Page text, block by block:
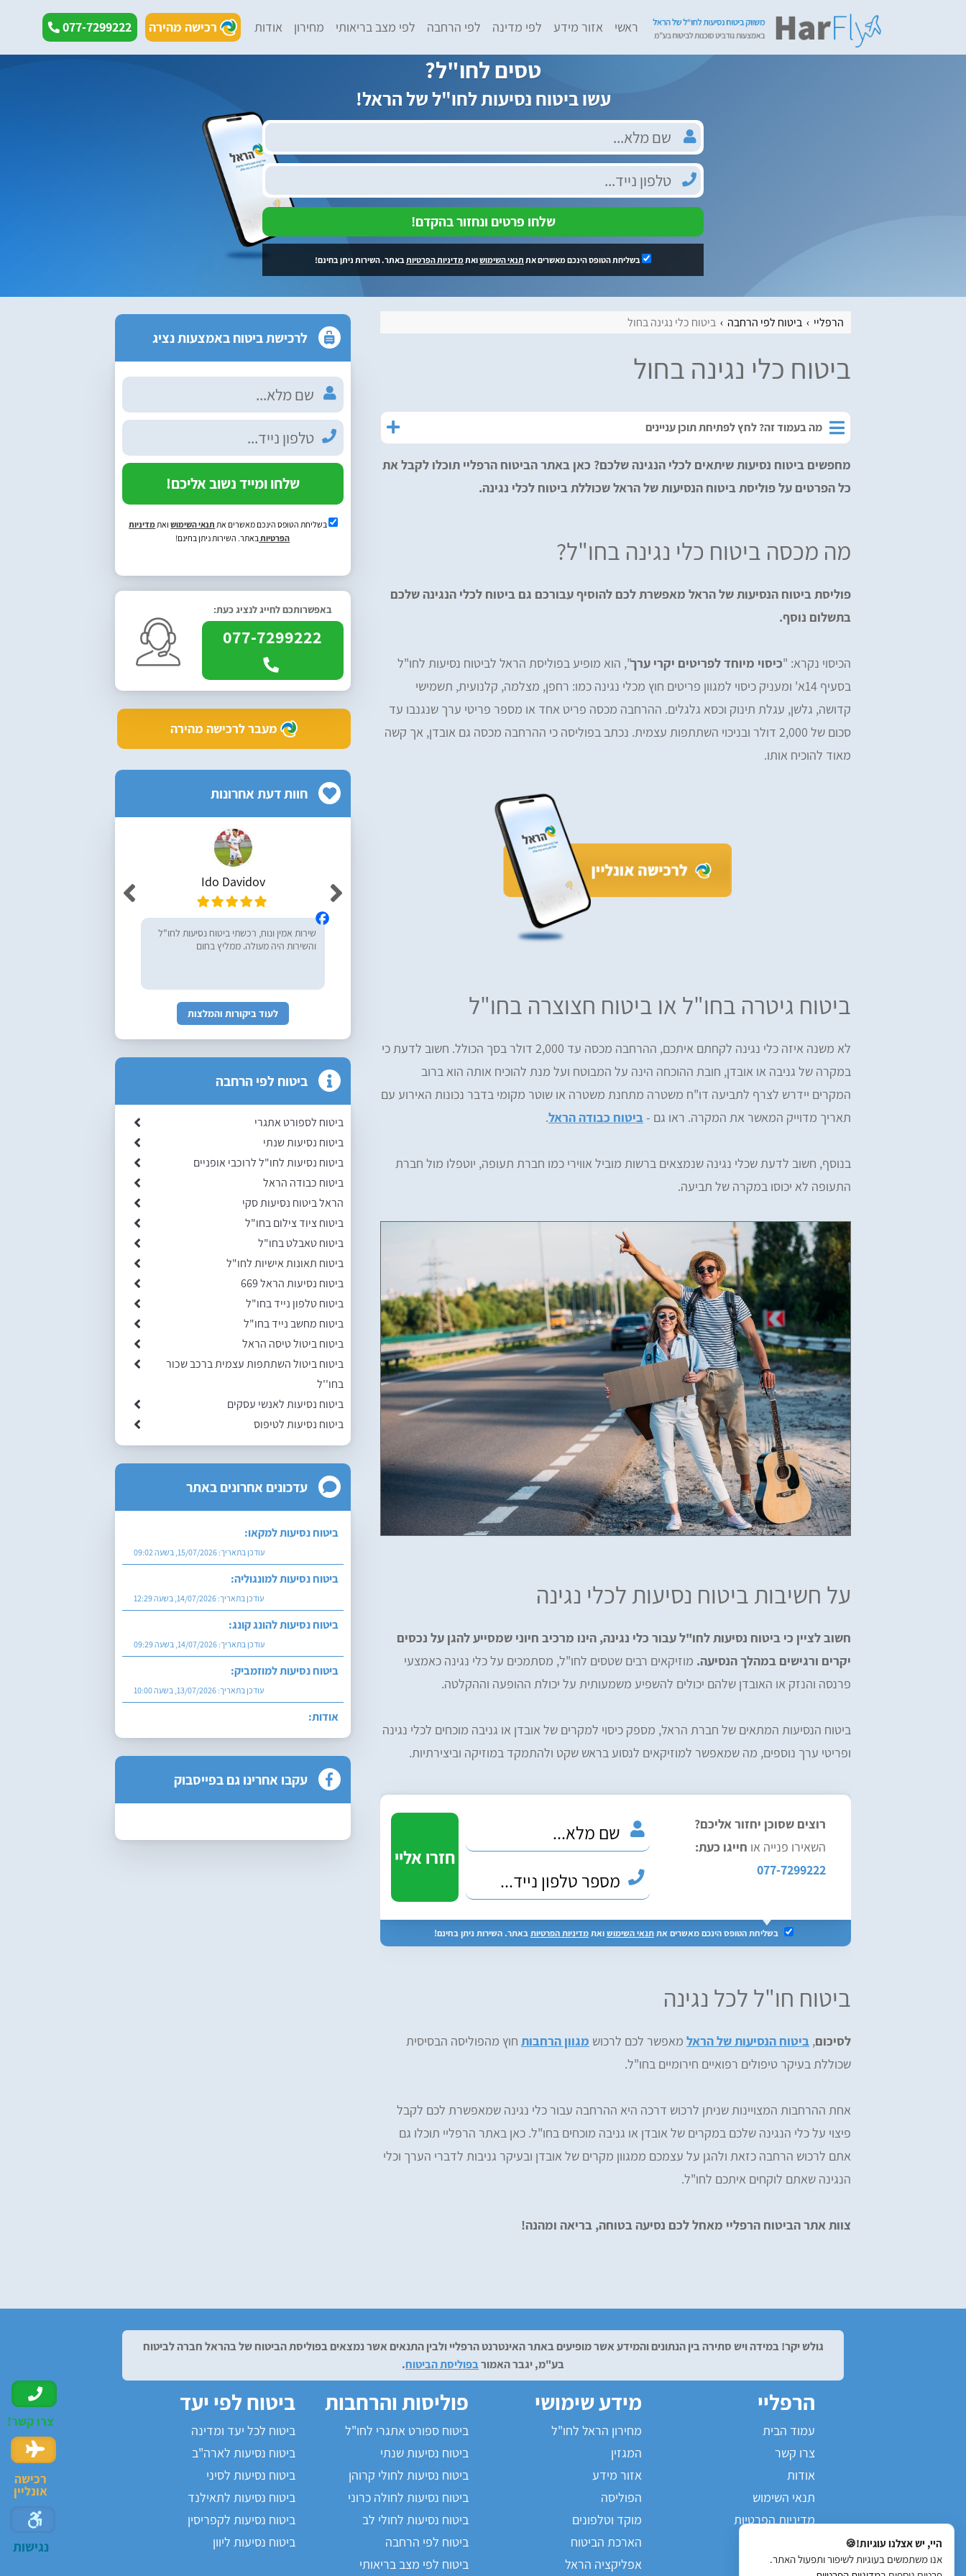
צרו קשר!
רכישה
אונליין
נגישות
ראשי אזור מידע לפי מדינה לפי הרחבה לפי מצב בריאותי מחירון אודות רכישה מהירה 077-7299222
טסים לחו"ל?
עשו ביטוח נסיעות לחו"ל של הראל!
שלחו פרטים ונחזור בהקדם!
בשליחת הטופס הינכם מאשרים את תנאי השימושואת מדיניות הפרטיות באתר. השירות ניתן בחינם!
הרפליי ביטוח לפי הרחבה ביטוח כלי נגינה בחול
ביטוח כלי נגינה בחול
מה בעמוד זה? לחץ לפתיחת תוכן עניינים
מחפשים ביטוח נסיעות שיתאים לכלי הנגינה שלכם? כאן באתר הביטוח הרפליי תוכלו לקבל את
כל הפרטים על פוליסת ביטוח הנסיעות של הראל שכוללת ביטוח לכלי נגינה.
מה מכסה ביטוח כלי נגינה בחו"ל?
פוליסת ביטוח הנסיעות של הראל מאפשרת לכם להוסיף עבורכם גם ביטוח לכלי הנגינה שלכם
בתשלום נוסף.
הכיסוי נקרא: "כיסוי מיוחד לפריטים יקרי ערך", הוא מופיע בפוליסת הראל לביטוח נסיעות לחו"ל
בסעיף 14א' ומעניק כיסוי למגוון פריטים חוץ מכלי נגינה כמו: רחפן, מצלמה, קלנועית, תשמישי
קדושה, גלשן, עגלת תינוק וכסא גלגלים. ההרחבה מכסה פריט אחד או מספר פריטי ערך שנגנבו עד
סכום של 2,000 דולר ובניכוי השתתפות עצמית. נכתב בפוליסה כי ההרחבה מכסה גם אובדן, אך קשה
מאוד להוכיח אותו.
ביטוח גיטרה בחו"ל או ביטוח חצוצרה בחו"ל
לא משנה איזה כלי נגינה לקחתם איתכם, ההרחבה מכסה עד 2,000 דולר בסך הכולל. חשוב לדעת כי
במקרה של גניבה או אובדן, חובת ההוכחה הינה על המבוטח ועל מנת להוכיח אותה הוא ברוב
המקרים יידרש לצרף לתביעה דו"ח משטרה מתחנת משטרה או שוטר מקומי בדבר נכונות האירוע עם
תאריך מדוייק המאשר את המקרה. ראו גם -ביטוח כבודה הראל.
בנוסף, חשוב לדעת שכלי נגינה שנמצאים ברשות מוביל אווירי כמו חברת תעופה, יוטפלו מול חברת
התעופה לא יכוסו במקרה של תביעה.
על חשיבות ביטוח נסיעות לכלי נגינה
חשוב לציין כי ביטוח נסיעות לחו"ל עבור כלי נגינה, הינו מרכיב חיוני שמסייע להגן על נכסים
יקרים ורגישים במהלך הנסיעה. מוזיקאים רבים שטסים לחו"ל, מסתמכים על כלי נגינה כאמצעי
פרנסה והנזק או האובדן שלהם יכולים להשפיע משמעותית על יכולת ההופעה וההקלטה.
ביטוח הנסיעות המתאים של חברת הראל, מספק כיסוי למקרים של אובדן או גניבה מוכחים לכלי נגינה
ופריטי ערך נוספים, מה שמאפשר למוזיקאים לנסוע בראש שקט ולהתמקד במוזיקה וביצירתיות.
רוצים שסוכן יחזור אליכם?
השאירו פנייה או חייגו כעת:
077-7299222
בשליחת הטופס הינכם מאשרים אתתנאי השימושואתמדיניות הפרטיותבאתר. השירות ניתן בחינם!
ביטוח חו"ל לכל נגינה
לסיכום, ביטוח הנסיעות של הראל מאפשר לכם לרכוש מגוון הרחבות חוץ מהפוליסה הבסיסית
שכוללת בעיקר טיפולים רפואיים חירומיים בחו"ל.
אחת ההרחבות המצויינות שניתן לרכוש דרכה היא ההרחבה עבור כלי נגינה שמאפשרת לכם לקבל
פיצוי על כלי הנגינה שלכם במקרים של אובדן או גניבה מוכחים בחו"ל. כאן באתר הרפליי תוכלו גם
אתם לרכוש הרחבה כזאת ולהגן על עצמכם ממגוון מקרים של אובדן ובעיקר גניבות לדברי הערך וכלי
הנגינה שאתם לוקחים איתכם לחו"ל.
צוות אתר הביטוח הרפליי מאחל לכם נסיעה בטוחה, בריאה ומהנה!
לרכישת ביטוח באמצעות נציג
שלחו ומייד נשוב אליכם!
בשליחת הטופס הינכם מאשרים את תנאי השימושואת מדיניות
הפרטיות באתר. השירות ניתן בחינם!
באפשרותכם לחייג לנציג כעת:
077-7299222
מעבר לרכישה מהירה
חוות דעת אחרונות
Ido Davidov
שירות אמין ונוח, רכשתי ביטוח נסיעות לחו"ל
והשירות היה מעולה. ממליץ בחום
אלופים! ממליצה בחום על הרפליי, מקצועיים
ושירותיים ברמה גבוה!
Aviv Tzefi Cohen
לעוד ביקורות והמלצות
ביטוח לפי הרחבה
ביטוח לספורט אתגרי
ביטוח נסיעות שנתי
ביטוח נסיעות לחו"ל לרוכבי אופניים
ביטוח כבודה הראל
הראל ביטוח נסיעות סקי
ביטוח ציוד צילום בחו"ל
ביטוח טאבלט בחו"ל
ביטוח תאונות אישיות לחו"ל
ביטוח נסיעות הראל 669
ביטוח טלפון נייד בחו"ל
ביטוח מחשב נייד בחו"ל
ביטוח ביטול טיסה הראל
ביטוח ביטול השתתפות עצמית ברכב שכור
בחו''ל
ביטוח נסיעות לאנשי עסקים
ביטוח נסיעות לטיפוס
עדכונים אחרונים באתר
ביטוח נסיעות למקאו:
עודכן בתאריך: 15/07/2026, בשעה 09:02
ביטוח נסיעות למונגוליה:
עודכן בתאריך: 14/07/2026, בשעה 12:29
ביטוח נסיעות להונג קונג:
עודכן בתאריך: 14/07/2026, בשעה 09:29
ביטוח נסיעות למוזמביק:
עודכן בתאריך: 13/07/2026, בשעה 10:00
אודות:
עודכן בתאריך:27/07/2026, בשעה 12:29
עקבו אחרינו גם בפייסבוק
גולש יקר! במידה ויש סתירה בין הנתונים והמידע אשר מופיעים באתר האינטרנט הרפליי ולבין התנאים אשר נמצאים בפוליסת הביטוח של בהראל חברה לביטוח
בע"מ, יגבר האמורבפוליסת הביטוח.
הרפליי
עמוד הבית
צרו קשר
אודות
תנאי השימוש
מדיניות הפרטיות
מפת אתר
מידע שימושי
מחירון הראל לחו"ל
המגזין
אזור מידע
הפוליסה
מוקד וטלפונים
הארכת הביטוח
אפליקציה הראל
פוליסות והרחבות
ביטוח ספורט אתגרי לחו"ל
ביטוח נסיעות שנתי
ביטוח נסיעות לחולי קרוהן
ביטוח נסיעות לחולה כרוני
ביטוח נסיעות לחולי לב
ביטוח לפי הרחבה
ביטוח לפי מצב בריאותי
ביטוח לפי יעד
ביטוח לכל יעד ומדינה
ביטוח נסיעות לארה"ב
ביטוח נסיעות לסיני
ביטוח נסיעות לתאילנד
ביטוח נסיעות לקפריסין
ביטוח נסיעות ליוון
היי, יש אצלנו עוגיות!🍪
אנו משתמשים בעוגיות לשיפור ותפעול האתר.